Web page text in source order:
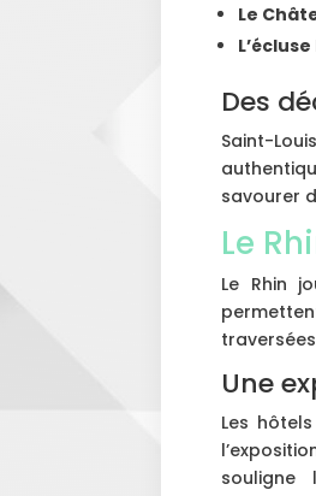
Le
Des
Saint-
savourer
Le
Le Rhin
Une
Les
souligne